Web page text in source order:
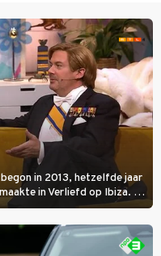
in 2013, hetzelfde jaar
in Verliefd op Ibiza. In
nog meer weten van het